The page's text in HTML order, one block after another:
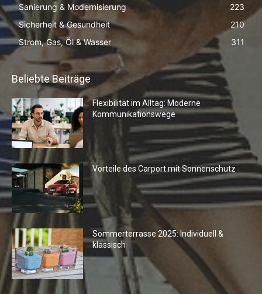
Sanierung & Modernisierung
223
Sicherheit & Gesundheit
210
Strom, Gas, Öl & Wasser
311
Beliebte Beiträge
Flexibilität im Alltag: Moderne
Kommunikationswege
Vorteile des Carport mit Sonnenschutz
Sommerterrasse 2025: Individuell &
klassisch